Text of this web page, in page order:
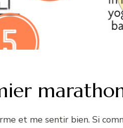
et me sentir bien. Si